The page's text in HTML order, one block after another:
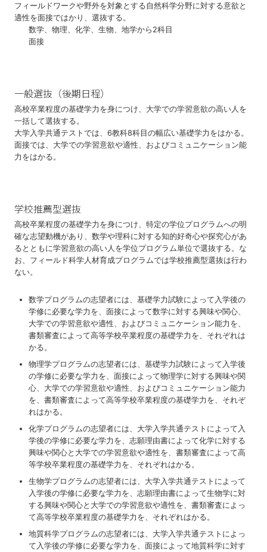
フィールドワークや野外を対象とする⾃然科学分野に対する意欲と
適性を⾯接ではかり、選抜する。
数学、物理、化学、⽣物、地学から2科⽬
面接
⼀般選抜（後期⽇程）
⾼校卒業程度の基礎学⼒を⾝につけ、⼤学での学習意欲の⾼い⼈を
⼀括して選抜する。
⼤学⼊学共通テストでは、6教科8科⽬の幅広い基礎学⼒をはかる。
⾯接では、⼤学での学習意欲や適性、およびコミュニケーション能
⼒をはかる。
学校推薦型選抜
高校卒業程度の基礎学力を身につけ、特定の学位プログラムへの明
確な志望動機があり、数学や理科に対する知的好奇心や探究心があ
るとともに学習意欲の高い人を学位プログラム単位で選抜する。な
お、フィールド科学人材育成プログラムでは学校推薦型選抜は行わ
ない。
数学プログラムの志望者には、基礎学⼒試験によって⼊学後の
学修に必要な学⼒を、⾯接によって数学に対する興味や関⼼、
⼤学での学習意欲や適性、およびコミュニケーション能⼒を、
書類審査によって⾼等学校卒業程度の基礎学⼒を、それぞれは
かる。
物理学プログラムの志望者には、基礎学⼒試験によって⼊学後
の学修に必要な学⼒を、⾯接によって物理学に対する興味や関
⼼、⼤学での学習意欲や適性、およびコミュニケーション能⼒
を、書類審査によって⾼等学校卒業程度の基礎学⼒を、それぞ
れはかる。
化学プログラムの志望者には、⼤学⼊学共通テストによって⼊
学後の学修に必要な学⼒を、志願理由書によって化学に対する
興味や関⼼と⼤学での学習意欲や適性を、書類審査によって⾼
等学校卒業程度の基礎学⼒を、それぞれはかる。
⽣物学プログラムの志望者には、⼤学⼊学共通テストによって
⼊学後の学修に必要な学⼒を、志願理由書によって⽣物学に対
する興味や関⼼と⼤学での学習意欲や適性を、書類審査によっ
て⾼等学校卒業程度の基礎学⼒を、それぞれはかる。
地質科学プログラムの志望者には、⼤学⼊学共通テストによっ
て⼊学後の学修に必要な学⼒を、⾯接によって地質科学に対す